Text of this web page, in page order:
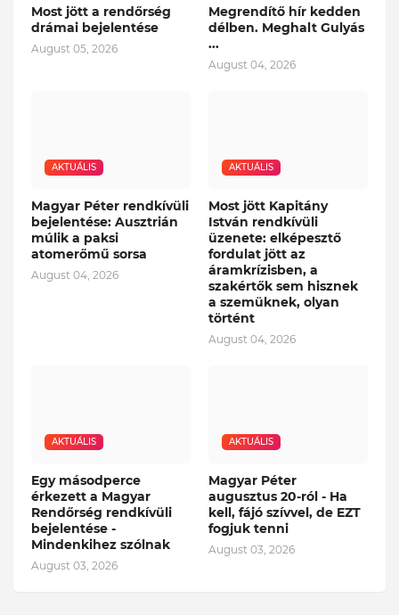
Most jött a rendőrség
drámai bejelentése
August 05, 2026
Megrendítő hír kedden
délben. Meghalt Gulyás
...
August 04, 2026
AKTUÁLIS
Magyar Péter rendkívüli
bejelentése: Ausztrián
múlik a paksi
atomerőmű sorsa
August 04, 2026
AKTUÁLIS
Most jött Kapitány
István rendkívüli
üzenete: elképesztő
fordulat jött az
áramkrízisben, a
szakértők sem hisznek
a szemüknek, olyan
történt
August 04, 2026
AKTUÁLIS
Egy másodperce
érkezett a Magyar
Rendőrség rendkívüli
bejelentése -
Mindenkihez szólnak
August 03, 2026
AKTUÁLIS
Magyar Péter
augusztus 20-ról - Ha
kell, fájó szívvel, de EZT
fogjuk tenni
August 03, 2026